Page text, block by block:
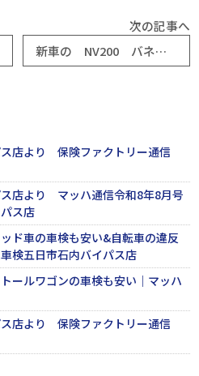
次の記事へ
新車の NV200 バネットバン 納車♪
ス店より 保険ファクトリー通信
店より マッハ通信令和8年8月号
ス店
ド車の車検も安い&自転車の違反
検五日市石内バイパス店
ールワゴンの車検も安い｜マッハ
ス店より 保険ファクトリー通信